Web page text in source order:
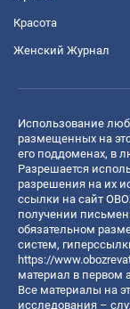
Красота
Женский Журнал
Использование
размещенных на
его поддоменах, в
Разрешается
разрешения на их
ссылки на сайт
получении
обязательном
систем,
https://
материал в первом
Все материалы на
исследования –